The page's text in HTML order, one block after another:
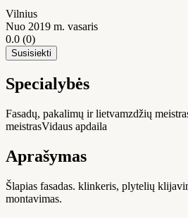
Vilnius
Nuo 2019 m. vasaris
0.0 (0)
Susisiekti
Specialybės
Fasadų, pakalimų ir lietvamzdžių
meistrasVidaus apdaila
Aprašymas
Šlapias fasadas. klinkeris, plytelių
montavimas.